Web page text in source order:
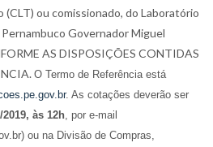
ou comissionado, do Laboratório
Governador Miguel
AS DISPOSIÇÕES CONTIDAS
. O Termo de Referência está
. As cotações deverão ser
às 12h, por e-mail
ou na Divisão de Compras,